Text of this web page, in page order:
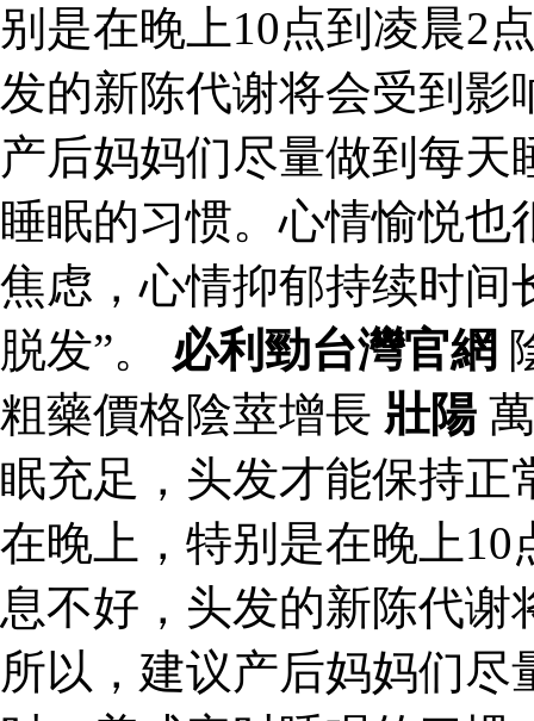
别是在晚上10点到凌晨2
发的新陈代谢将会受到影
产后妈妈们尽量做到每
睡眠的习惯。心情愉悦
焦虑，心情抑郁持续时间
脱发”。 必利勁台灣官網
粗藥價格陰莖增長 壯陽
眠充足，头发才能保持正
在晚上，特别是在晚上
息不好，头发的新陈代
所以，建议产后妈妈们